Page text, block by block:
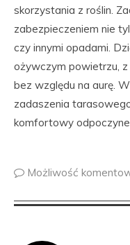
skorzystania z roślin.
zabezpieczeniem nie
czy innymi opadami.
ożywczym powietrzu,
bez względu na aurę.
zadaszenia
komfortowy
Możliwość